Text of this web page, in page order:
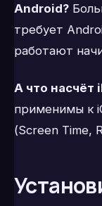
Android?
требует
работают
А что насчёт
применимы к
(Screen Time,